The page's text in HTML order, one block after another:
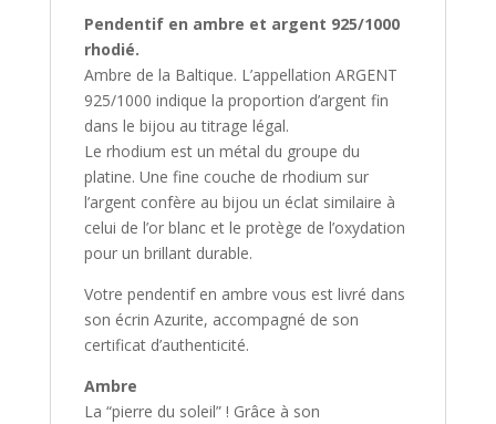
Pendentif en ambre et argent 925/1000
rhodié.
Ambre de la Baltique. L’appellation ARGENT
925/1000 indique la proportion d’argent fin
dans le bijou au titrage légal.
Le rhodium est un métal du groupe du
platine. Une fine couche de rhodium sur
l’argent confère au bijou un éclat similaire à
celui de l’or blanc et le protège de l’oxydation
pour un brillant durable.
Votre pendentif en ambre vous est livré dans
son écrin Azurite, accompagné de son
certificat d’authenticité.
Ambre
La “pierre du soleil” ! Grâce à son